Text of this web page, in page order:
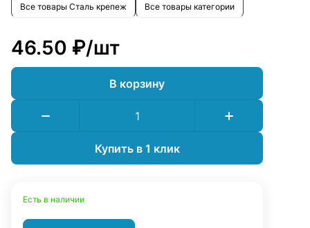
Все товары Сталь крепеж Все товары категории
46.50 ₽/шт
В корзину
Купить в 1 клик
Есть в наличии